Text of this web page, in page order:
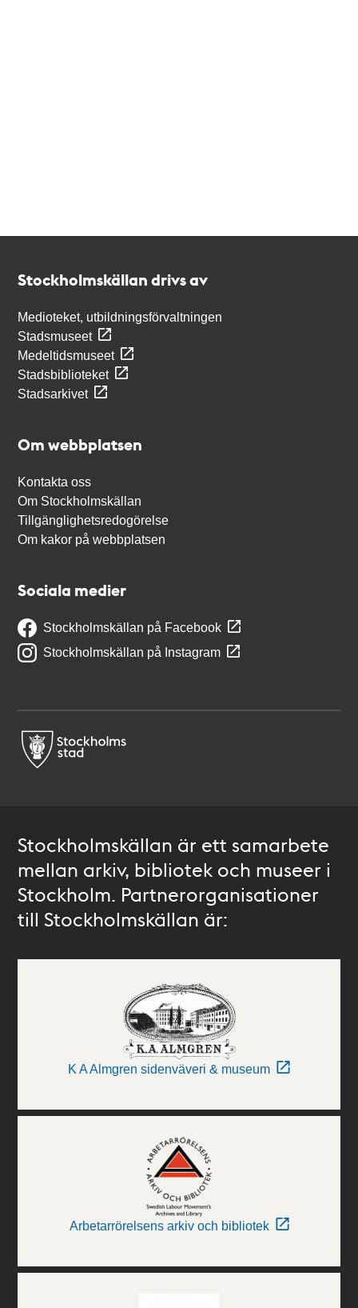
Stockholmskällan drivs av
Medioteket, utbildningsförvaltningen
Stadsmuseet
Medeltidsmuseet
Stadsbiblioteket
Stadsarkivet
Om webbplatsen
Kontakta oss
Om Stockholmskällan
Tillgänglighetsredogörelse
Om kakor på webbplatsen
Sociala medier
Stockholmskällan på Facebook
Stockholmskällan på Instagram
Stockholmskällan är ett samarbete
mellan arkiv, bibliotek och museer i
Stockholm. Partnerorganisationer
till Stockholmskällan är:
K A Almgren sidenväveri & museum
Arbetarrörelsens arkiv och bibliotek